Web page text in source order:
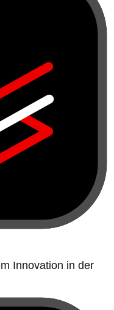
Innovation in der